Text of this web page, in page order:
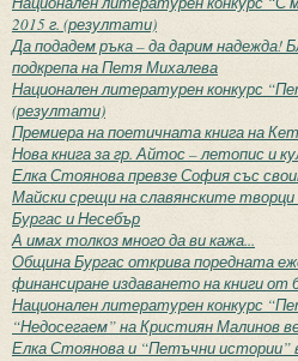
2015 г. (резултати)
Да подадем ръка – да дарим надежда!
подкрепа на Петя Михалева
Национален литературен конкурс
(резултати)
Премиера на поетичната книга на
Нова книга за гр. Айтос – летопис и
Елка Стоянова превзе София със
Майски срещи на славянските
Бургас и Несебър
А имах толкоз много да ви кажа...
Община Бургас открива поредната
финансиране издаването на книги от
Национален литературен конкурс
“Недосегаем” на Кристиян Малинов
Елка Стоянова и “Петъчни истории”